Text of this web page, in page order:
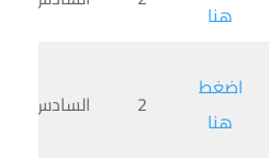
هنا
اضغط
هنا
2 السادس